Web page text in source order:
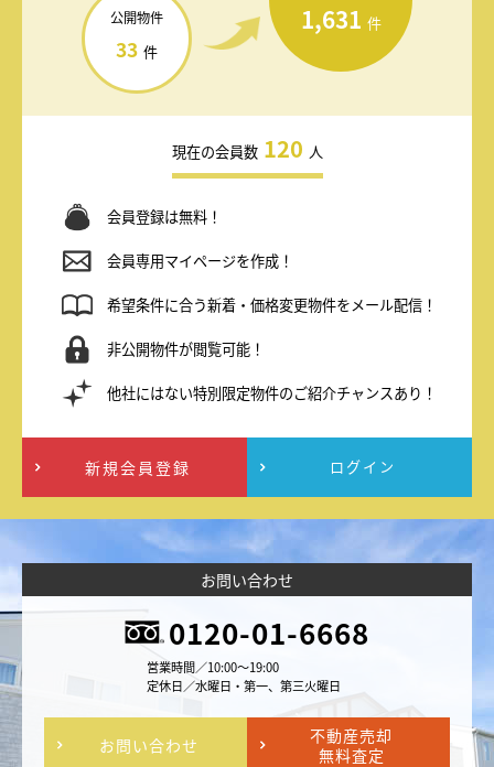
公開物件
33 件
1,631 件
現在の会員数 120 人
会員登録は無料！
会員専用マイページを作成！
希望条件に合う新着・価格変更物件をメール配信！
非公開物件が閲覧可能！
他社にはない特別限定物件のご紹介チャンスあり！
新規会員登録 ログイン
お問い合わせ
0120-01-6668
営業時間／10:00～19:00
定休日／水曜日・第一、第三火曜日
お問い合わせ
不動産売却
無料査定